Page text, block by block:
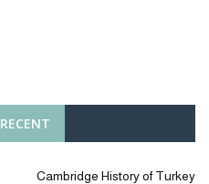
RECENT
Cambridge History of Turkey